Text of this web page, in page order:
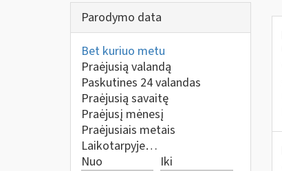
Parodymo data
Bet kuriuo metu
Praėjusią valandą
Paskutines 24 valandas
Praėjusią savaitę
Praėjusį mėnesį
Praėjusiais metais
Laikotarpyje…
Nuo
Iki